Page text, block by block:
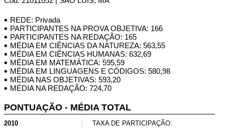
REDE: Privada
PARTICIPANTES NA PROVA OBJETIVA: 166
PARTICIPANTES NA REDAÇÃO: 165
MÉDIA EM CIÊNCIAS DA NATUREZA: 563,55
MÉDIA EM CIÊNCIAS HUMANAS: 632,69
MÉDIA EM MATEMÁTICA: 595,59
MÉDIA EM LINGUAGENS E CÓDIGOS: 580,98
MÉDIA NAS OBJETIVAS: 593,20
MÉDIA NA REDAÇÃO: 724,70
PONTUAÇÃO - MÉDIA TOTAL
2010
TAXA DE PARTICIPAÇÃO: